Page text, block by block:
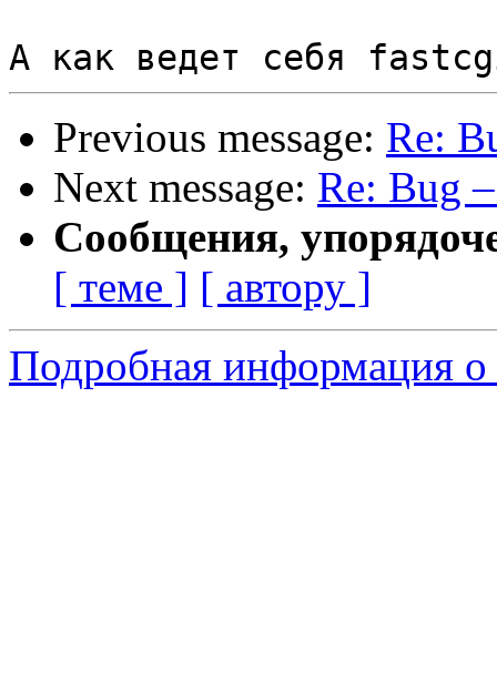
Previous message: Re:
Next message: Re: Bug
Сообщения,
[ теме ] [ автору ]
Подробная информация